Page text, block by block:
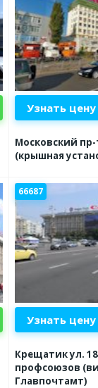
Узнать цену
Московский пр-
(крышная
66687
Узнать цену
Крещатик ул.
профсоюзов
Главпочтамт)